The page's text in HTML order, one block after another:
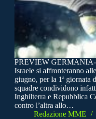
PREVIEW
Israele si affronteranno
giugno, per la 1ª giornata
squadre condividono
Inghilterra e Repubblica
contro l’altra allo…
Redazione MME